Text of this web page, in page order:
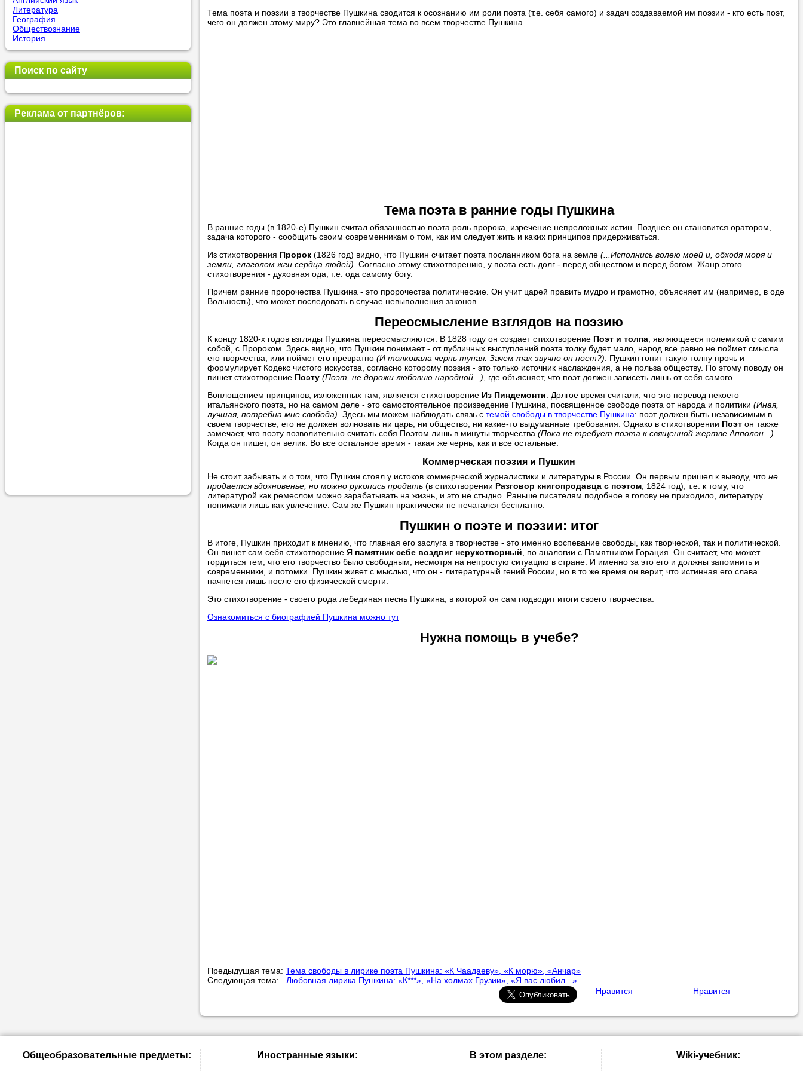
Мы найдем репетитора в течение дня!
Прислушайтесь к нашим советам, чтобы найти репетитора быстрее:
Совет 3.Вопреки сложившемуся мнению, студент-репетиторочень хорошо справляется со
своей задачей. Он более мобилен, цена ниже, и он с легкостью найдет общий язык с
учеником.
Литература
География
Обществознание
История
Поиск по сайту
Реклама от партнёров:
Тема поэта и поэзии в творчестве Пушкина сводится к осознанию им роли поэта (т.е. себя самого) и задач создаваемой им поэзии - кто есть поэт,
чего он должен этому миру? Это главнейшая тема во всем творчестве Пушкина.
Тема поэта в ранние годы Пушкина
В ранние годы (в 1820-е) Пушкин считал обязанностью поэта роль пророка, изречение непреложных истин. Позднее он становится оратором,
задача которого - сообщить своим современникам о том, как им следует жить и каких принципов придерживаться.
Из стихотворения Пророк (1826 год) видно, что Пушкин считает поэта посланником бога на земле (...Исполнись волею моей и, обходя моря и
земли, глаголом жги сердца людей) . Согласно этому стихотворению, у поэта есть долг - перед обществом и перед богом. Жанр этого
стихотворения - духовная ода, т.е. ода самому богу.
Причем ранние пророчества Пушкина - это пророчества политические. Он учит царей править мудро и грамотно, объясняет им (например, в оде
Вольность), что может последовать в случае невыполнения законов.
Переосмысление взглядов на поэзию
К концу 1820-х годов взгляды Пушкина переосмысляются. В 1828 году он создает стихотворение Поэт и толпа , являющееся полемикой с самим
собой, с Пророком. Здесь видно, что Пушкин понимает - от публичных выступлений поэта толку будет мало, народ все равно не поймет смысла
его творчества, или поймет его превратно (И толковала чернь тупая: Зачем так звучно он поет?) . Пушкин гонит такую толпу прочь и
формулирует Кодекс чистого искусства, согласно которому поэзия - это только источник наслаждения, а не польза обществу. По этому поводу он
пишет стихотворение Поэту (Поэт, не дорожи любовию народной...) , где объясняет, что поэт должен зависеть лишь от себя самого.
Воплощением принципов, изложенных там, является стихотворение Из Пиндемонти . Долгое время считали, что это перевод некоего
итальянского поэта, но на самом деле - это самостоятельное произведение Пушкина, посвященное свободе поэта от народа и политики (Иная,
лучшая, потребна мне свобода) . Здесь мы можем наблюдать связь с темой свободы в творчестве Пушкина: поэт должен быть независимым в
своем творчестве, его не должен волновать ни царь, ни общество, ни какие-то выдуманные требования. Однако в стихотворении Поэт он также
замечает, что поэту позволительно считать себя Поэтом лишь в минуты творчества (Пока не требует поэта к священной жертве Апполон...).
Когда он пишет, он велик. Во все остальное время - такая же чернь, как и все остальные.
Коммерческая поэзия и Пушкин
Не стоит забывать и о том, что Пушкин стоял у истоков коммерческой журналистики и литературы в России. Он первым пришел к выводу, что не
продается вдохновенье, но можно рукопись продать (в стихотворении Разговор книгопродавца с поэтом , 1824 год), т.е. к тому, что
литературой как ремеслом можно зарабатывать на жизнь, и это не стыдно. Раньше писателям подобное в голову не приходило, литературу
понимали лишь как увлечение. Сам же Пушкин практически не печатался бесплатно.
Пушкин о поэте и поэзии: итог
В итоге, Пушкин приходит к мнению, что главная его заслуга в творчестве - это именно воспевание свободы, как творческой, так и политической.
Он пишет сам себя стихотворение Я памятник себе воздвиг нерукотворный , по аналогии с Памятником Горация. Он считает, что может
гордиться тем, что его творчество было свободным, несмотря на непростую ситуацию в стране. И именно за это его и должны запомнить и
современники, и потомки. Пушкин живет с мыслью, что он - литературный гений России, но в то же время он верит, что истинная его слава
начнется лишь после его физической смерти.
Это стихотворение - своего рода лебединая песнь Пушкина, в которой он сам подводит итоги своего творчества.
Ознакомиться с биографией Пушкина можно тут
Нужна помощь в учебе?
Предыдущая тема: Тема свободы в лирике поэта Пушкина: «К Чаадаеву», «К морю», «Анчар»
Следующая тема: Любовная лирика Пушкина: «К***», «На холмах Грузии», «Я вас любил...»
Нравится
Нравится
Общеобразовательные предметы: Иностранные языки: В этом разделе: Wiki-учебник: